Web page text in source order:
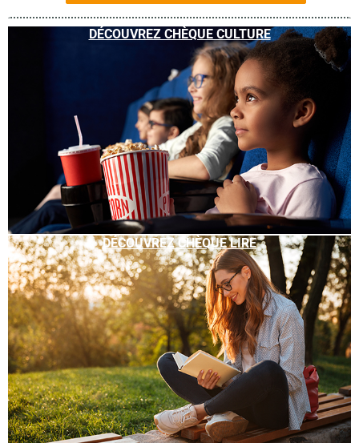
DÉCOUVREZ CHÈQUE CULTURE
DÉCOUVREZ CHÈQUE LIRE